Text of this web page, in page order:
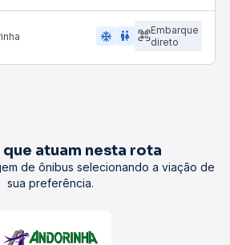
ac_unit wc
Embarque
direto
atuam nesta rota
de ônibus selecionando a viação de
sua preferência.